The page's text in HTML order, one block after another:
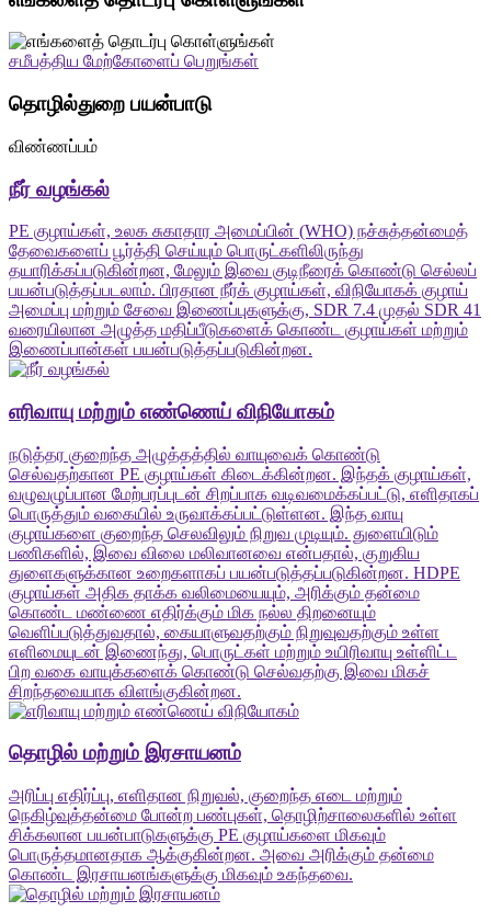
சமீபத்திய மேற்கோளைப் பெறுங்கள்
தொழில்துறை பயன்பாடு
விண்ணப்பம்
நீர் வழங்கல்
PE குழாய்கள், உலக சுகாதார அமைப்பின் (WHO) நச்சுத்தன்மைத்
தேவைகளைப் பூர்த்தி செய்யும் பொருட்களிலிருந்து
தயாரிக்கப்படுகின்றன, மேலும் இவை குடிநீரைக் கொண்டு செல்லப்
பயன்படுத்தப்படலாம். பிரதான நீர்க் குழாய்கள், விநியோகக் குழாய்
அமைப்பு மற்றும் சேவை இணைப்புகளுக்கு, SDR 7.4 முதல் SDR 41
வரையிலான அழுத்த மதிப்பீடுகளைக் கொண்ட குழாய்கள் மற்றும்
இணைப்பான்கள் பயன்படுத்தப்படுகின்றன.
எரிவாயு மற்றும் எண்ணெய் விநியோகம்
நடுத்தர குறைந்த அழுத்தத்தில் வாயுவைக் கொண்டு
செல்வதற்கான PE குழாய்கள் கிடைக்கின்றன. இந்தக் குழாய்கள்,
வழுவழுப்பான மேற்பரப்புடன் சிறப்பாக வடிவமைக்கப்பட்டு, எளிதாகப்
பொருத்தும் வகையில் உருவாக்கப்பட்டுள்ளன. இந்த வாயு
குழாய்களை குறைந்த செலவிலும் நிறுவ முடியும். துளையிடும்
பணிகளில், இவை விலை மலிவானவை என்பதால், குறுகிய
துளைகளுக்கான உறைகளாகப் பயன்படுத்தப்படுகின்றன. HDPE
குழாய்கள் அதிக தாக்க வலிமையையும், அரிக்கும் தன்மை
கொண்ட மண்ணை எதிர்க்கும் மிக நல்ல திறனையும்
வெளிப்படுத்துவதால், கையாளுவதற்கும் நிறுவுவதற்கும் உள்ள
எளிமையுடன் இணைந்து, பொருட்கள் மற்றும் உயிரிவாயு உள்ளிட்ட
பிற வகை வாயுக்களைக் கொண்டு செல்வதற்கு இவை மிகச்
சிறந்தவையாக விளங்குகின்றன.
தொழில் மற்றும் இரசாயனம்
அரிப்பு எதிர்ப்பு, எளிதான நிறுவல், குறைந்த எடை மற்றும்
நெகிழ்வுத்தன்மை போன்ற பண்புகள், தொழிற்சாலைகளில் உள்ள
சிக்கலான பயன்பாடுகளுக்கு PE குழாய்களை மிகவும்
பொருத்தமானதாக ஆக்குகின்றன. அவை அரிக்கும் தன்மை
கொண்ட இரசாயனங்களுக்கு மிகவும் உகந்தவை.